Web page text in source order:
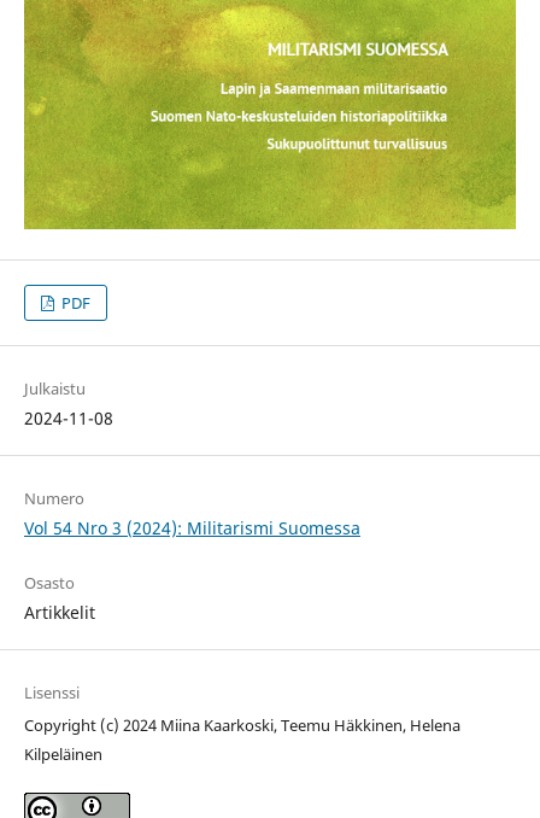
PDF
Julkaistu
2024-11-08
Numero
Vol 54 Nro 3 (2024): Militarismi Suomessa
Osasto
Artikkelit
Lisenssi
Copyright (c) 2024 Miina Kaarkoski, Teemu Häkkinen, Helena
Kilpeläinen